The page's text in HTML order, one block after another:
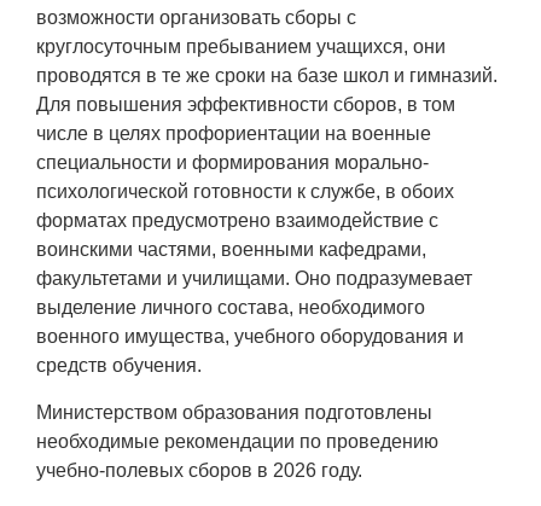
возможности организовать сборы с
круглосуточным пребыванием учащихся, они
проводятся в те же сроки на базе школ и гимназий.
Для повышения эффективности сборов, в том
числе в целях профориентации на военные
специальности и формирования морально-
психологической готовности к службе, в обоих
форматах предусмотрено взаимодействие с
воинскими частями, военными кафедрами,
факультетами и училищами. Оно подразумевает
выделение личного состава, необходимого
военного имущества, учебного оборудования и
средств обучения.
Министерством образования подготовлены
необходимые рекомендации по проведению
учебно-полевых сборов в 2026 году.